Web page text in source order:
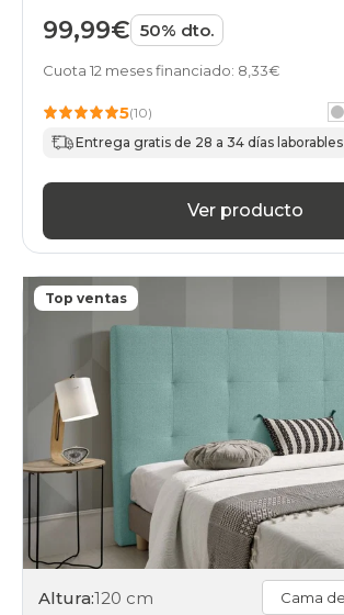
top-
ventas
cabeceros
gama-
silver
friday
black-
cabeceros
en-
oferta
black-
friday
cabeceros
verde
financiados
black-
friday
cabeceros
99,99€ 50% dto.
Cuota 12 meses financiado: 8,33€
5(10)
Entrega gratis de 28 a 34 días laborables
Ver producto
Top ventas
Altura:120 cm